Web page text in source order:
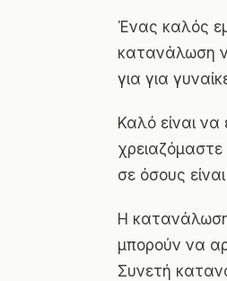
Ένας καλός
κατανάλωση
για για
Καλό είναι
σε όσους
Η
μπορούν να
Συνετή